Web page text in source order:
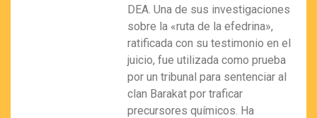
DEA. Una de sus investigaciones
sobre la «ruta de la efedrina»,
ratificada con su testimonio en el
juicio, fue utilizada como prueba
por un tribunal para sentenciar al
clan Barakat por traficar
precursores químicos. Ha